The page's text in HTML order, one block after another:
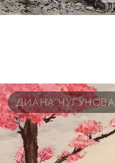
ДИАНА ЧУГУНОВА